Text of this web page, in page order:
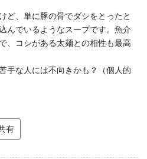
ど、単に豚の骨でダシをとったと
んでいるようなスープです。魚介
、コシがある太麺との相性も最高
手な人には不向きかも？（個人的
有